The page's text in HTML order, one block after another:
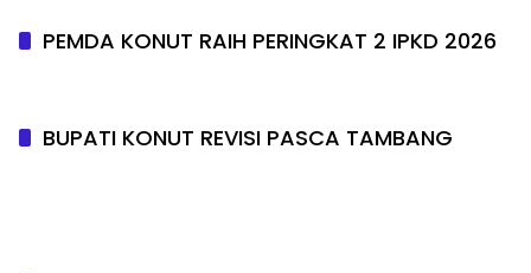
PEMDA KONUT RAIH PERINGKAT 2 IPKD 2026
BUPATI KONUT REVISI PASCA TAMBANG